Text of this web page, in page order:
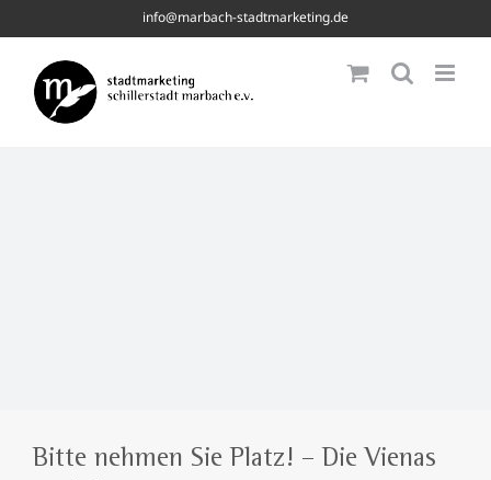
to
content
info@marbach-stadtmarketing.de
Bitte nehmen Sie Platz! – Die Vienas